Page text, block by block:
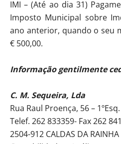
IMI – (Até ao dia 31)
Imposto Municipal sobre
ano anterior, quando o seu
€ 500,00.
Informação gentilmente
C. M. Sequeira, Lda
Rua Raul Proença, 56 – 1ºEsq.
Telef. 262 833359- Fax 262
2504-912 CALDAS DA RAINHA